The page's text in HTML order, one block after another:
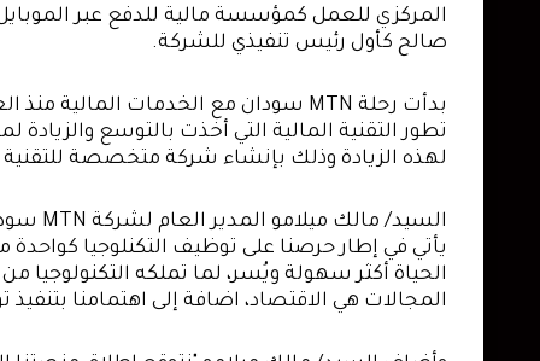
صالح كأول رئيس تنفيذي للشركة.
لهذه الزيادة وذلك بإنشاء شركة متخصصة للتقنية
المجالات هي الاقتصاد، اضافة إلى اهتمامنا بتنفيذ